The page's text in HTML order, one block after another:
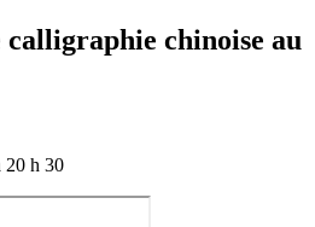
chinoise au
20 h 30